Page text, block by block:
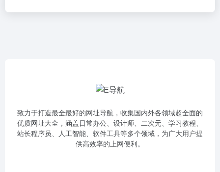
致力于打造最全最好的网址导航，收集国内外各领域超全面的
优质网址大全，涵盖日常办公、设计师、二次元、学习教程、
站长程序员、人工智能、软件工具等多个领域，为广大用户提
供高效率的上网便利。